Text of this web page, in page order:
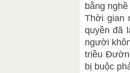
bằng
Thời gian
quyền đã
người
triều
bị buộc